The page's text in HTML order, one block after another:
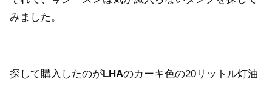
みました。
探して購入したのがLHAのカーキ色の20リットル灯油